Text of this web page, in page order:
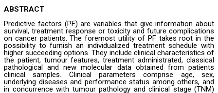
ABSTRACT
Predictive factors (PF) are variables that give information about
survival, treatment response or toxicity and future complications
on cancer patients. The foremost utility of PF takes root in the
possibility to furnish an individualized treatment schedule with
higher succeeding options. They include clinical characteristics of
the patient, tumour features, treatment administrated, classical
pathological and new molecular data obtained from patients
clinical samples. Clinical parameters comprise age, sex,
underlying diseases and performance status among others, and
in concurrence with tumour pathology and clinical stage (TNM)